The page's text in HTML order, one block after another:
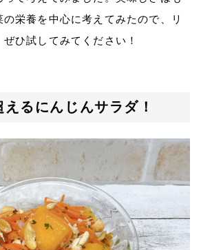
栄養を中心に考えてみたので、リ
ひ試してみてください！
えるにんじんサラダ！